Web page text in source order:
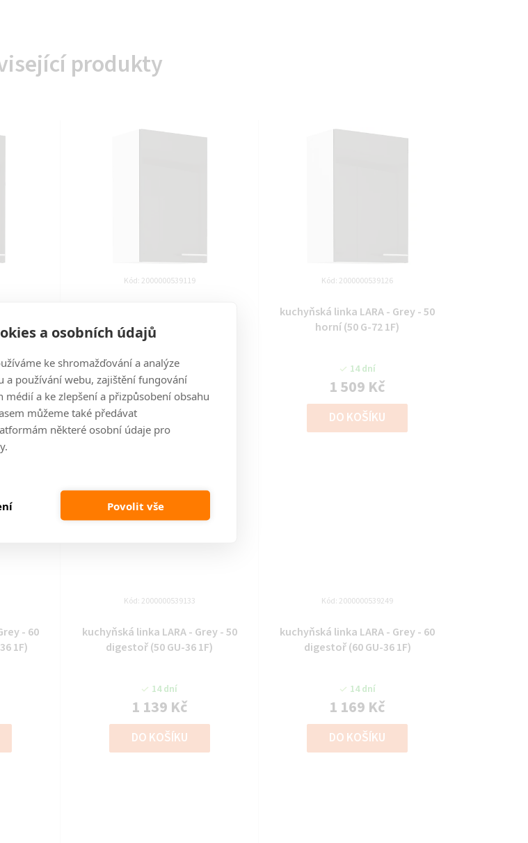
a osobních údajů
ke shromažďování a analýze
a používání webu, zajištění fungování
médií a ke zlepšení a přizpůsobení obsahu
můžeme také předávat
některé osobní údaje pro
Povolit vše
produkty
horní (45 G-72 1F)
14 dní
1 469 Kč
DO KOŠÍKU
Kód: 2000000539119
kuchyňská linka LARA - Grey - 50
horní (50 G-72 1F)
14 dní
1 509 Kč
DO KOŠÍKU
Kód: 2000000539126
- 60
1F)
kuchyňská linka LARA - Grey - 50
digestoř (50 GU-36 1F)
14 dní
1 139 Kč
DO KOŠÍKU
Kód: 2000000539133
kuchyňská linka LARA - Grey - 60
digestoř (60 GU-36 1F)
14 dní
1 169 Kč
DO KOŠÍKU
Kód: 2000000539249